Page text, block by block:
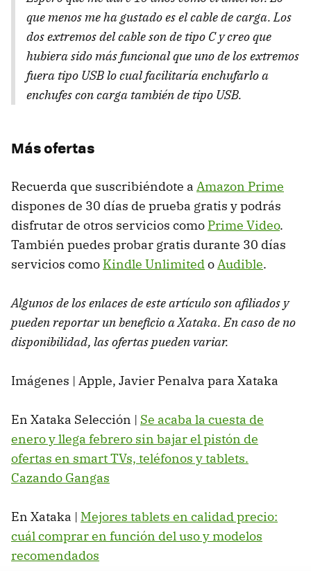
que menos me ha gustado es el cable de carga. Los
dos extremos del cable son de tipo C y creo que
hubiera sido más funcional que uno de los extremos
fuera tipo USB lo cual facilitaría enchufarlo a
enchufes con carga también de tipo USB.
Más ofertas
Recuerda que suscribiéndote a Amazon Prime
dispones de 30 días de prueba gratis y podrás
disfrutar de otros servicios como Prime Video.
También puedes probar gratis durante 30 días
servicios como Kindle UnlimitedoAudible.
Algunos de los enlaces de este artículo son afiliados y
pueden reportar un beneficio a Xataka. En caso de no
disponibilidad, las ofertas pueden variar.
Imágenes | Apple, Javier Penalva para Xataka
En Xataka Selección | Se acaba la cuesta de
enero y llega febrero sin bajar el pistón de
ofertas en smart TVs, teléfonos y tablets.
Cazando Gangas
En Xataka | Mejores tablets en calidad precio:
cuál comprar en función del uso y modelos
recomendados